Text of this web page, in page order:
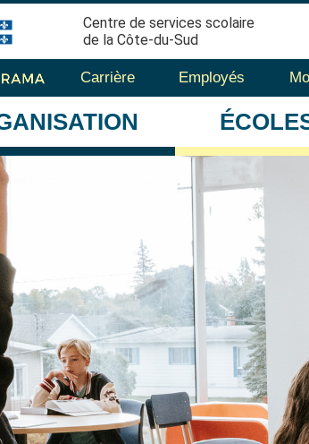
Centre de services scolaire
de la Côte-du-Sud
Carrière Employés